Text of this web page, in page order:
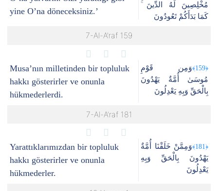
yine O’na döneceksiniz.’
مُخْلِصِينَ لَهُ الدِّينَ ۚ
كَمَا بَدَأَكُمْ تَعُودُونَ
7-Al-A’raf 159
Musa’nın milletinden bir topluluk
hakkı gösterirler ve onunla
hükmederlerdi.
﴿159﴾
وَمِن قَوْمِ
مُوسَىٰ أُمَّةٌ يَهْدُونَ
بِالْحَقِّ وَبِهِ يَعْدِلُونَ
7-Al-A’raf 181
Yarattıklarımızdan bir topluluk
hakkı gösterirler ve onunla
hükmederler.
﴿181﴾
وَمِمَّنْ خَلَقْنَا أُمَّةٌ
يَهْدُونَ بِالْحَقِّ وَبِهِ
يَعْدِلُونَ